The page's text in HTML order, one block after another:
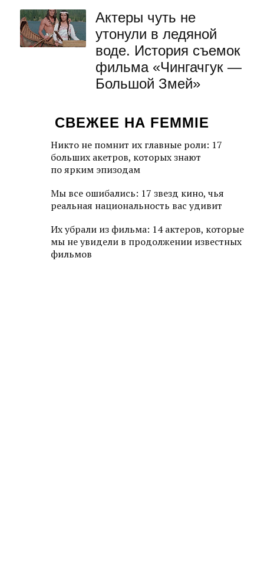
Актеры чуть не
утонули в ледяной
воде. История съемок
фильма «Чингачгук —
Большой Змей»
СВЕЖЕЕ НА FEMMIE
Никто не помнит их главные роли: 17
больших акетров, которых знают
по ярким эпизодам
Мы все ошибались: 17 звезд кино, чья
реальная национальность вас удивит
Их убрали из фильма: 14 актеров, которые
мы не увидели в продолжении известных
фильмов